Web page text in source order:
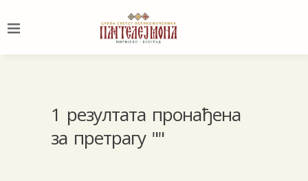
1 резултата пронађена
за претрагу ""